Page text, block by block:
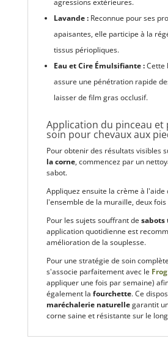
Lavande :Reconnue pour ses
apaisantes, elle participe à la
tissus périopliques.
Eau et Cire Émulsifiante :Cette
assure une pénétration rapide
laisser de film gras occlusif.
Application du pinceau et
soin pour chevaux aux
Pour obtenir des résultats visibles
la corne, commencez par un
sabot.
Appliquez ensuite la crème à l'aide
l'ensemble de la muraille, deux
Pour les sujets souffrant de sabots
application quotidienne est
amélioration de la souplesse.
Pour une stratégie de soin
s'associe parfaitement avec le
appliquer une fois par semaine)
également la fourchette. Ce
maréchalerie naturellegarantit
corne saine et résistante sur le